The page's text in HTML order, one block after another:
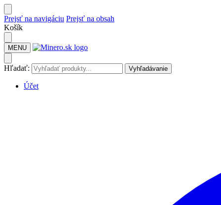
Prejsť na navigáciu Prejsť na obsah
Košík
MENU
Hľadať: Vyhľadávanie
Účet